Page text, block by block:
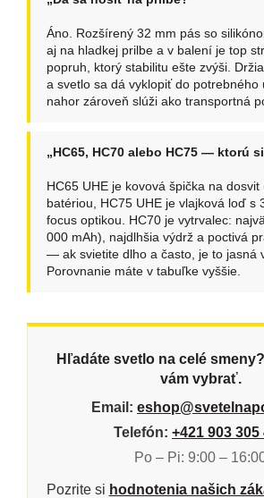
Áno. Rozšírený 32 mm pás so
aj na hladkej prilbe a v balení je top
popruh, ktorý stabilitu ešte zvýši.
a svetlo sa dá vyklopiť do potrebného
nahor zároveň slúži ako transportná
„HC65, HC70 alebo HC75 — ktorú
HC65 UHE je kovová špička na
batériou, HC75 UHE je vlajková loď s
focus optikou. HC70 je vytrvalec:
000 mAh), najdlhšia výdrž a poctivá
— ak svietite dlho a často, je to jasná
Porovnanie máte v tabuľke vyššie.
Hľadáte svetlo na celé
vám vybrať.
Email:
Telefón: +421 903 305
Po – Pi: 9:00 –
Pozrite si hodnotenia našich